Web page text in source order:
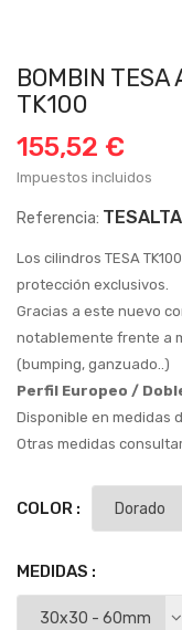
BOMBIN TESA
TK100
155,52 €
Impuestos incluidos
Referencia:
Los cilindros TESA
protección exclusivos.
Gracias a este nuevo
notablemente frente a
(bumping, ganzuado..)
Perfil Europeo /
Disponible en medidas
Otras medidas
COLOR :
MEDIDAS :